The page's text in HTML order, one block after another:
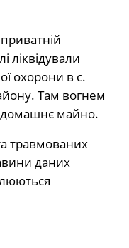
ліквідували
охорони в с.
Там вогнем
домашнє майно.
травмованих
даних